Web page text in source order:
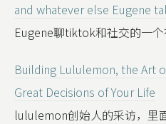
and whatever else Eugene
Eugene聊tiktok和社交的一
Building Lululemon, the Art
Great Decisions of Your Life
lululemon创始人的采访，里